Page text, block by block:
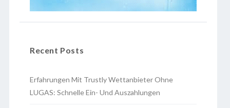
Recent Posts
Erfahrungen Mit Trustly Wettanbieter Ohne
LUGAS: Schnelle Ein- Und Auszahlungen